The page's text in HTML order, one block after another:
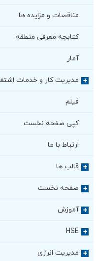
مناقصات و مزایده ها
کتابچه معرفی منطقه
آمار
+ مدیریت کار و خدمات
فیلم
کپی صفحه نخست
ارتباط با ما
+ قالب ها
+ صفحه نخست
+ آموزش
+
HSE
+ مدیریت انرژی